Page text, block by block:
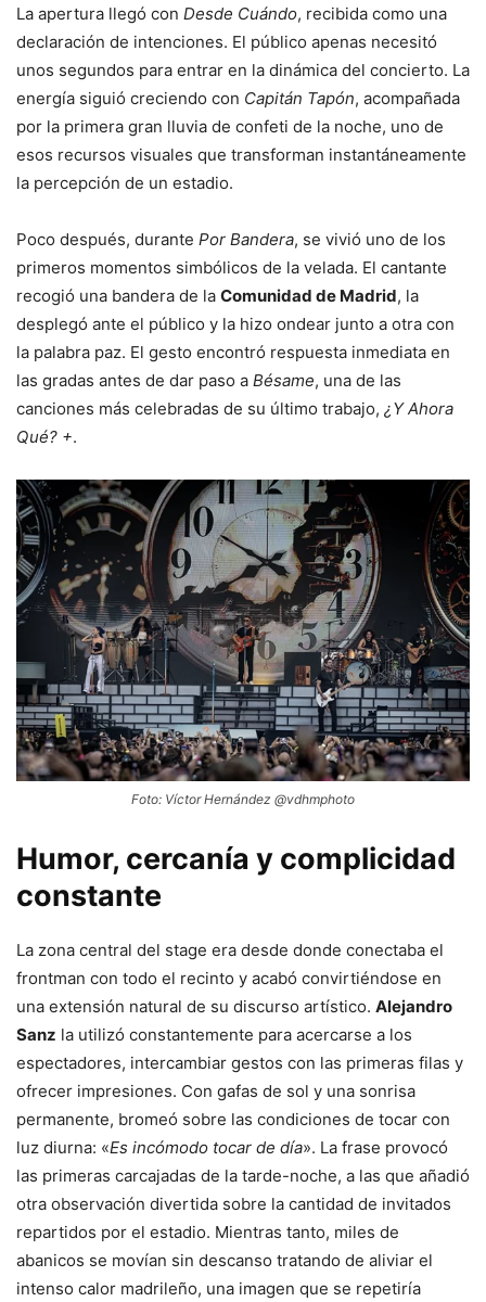
La apertura llegó con Desde Cuándo, recibida como una
declaración de intenciones. El público apenas necesitó
unos segundos para entrar en la dinámica del concierto. La
energía siguió creciendo con Capitán Tapón, acompañada
por la primera gran lluvia de confeti de la noche, uno de
esos recursos visuales que transforman instantáneamente
la percepción de un estadio.
Poco después, durante Por Bandera, se vivió uno de los
primeros momentos simbólicos de la velada. El cantante
recogió una bandera de la Comunidad de Madrid, la
desplegó ante el público y la hizo ondear junto a otra con
la palabra paz. El gesto encontró respuesta inmediata en
las gradas antes de dar paso a Bésame, una de las
canciones más celebradas de su último trabajo, ¿Y Ahora
Qué? +.
Foto: Víctor Hernández @vdhmphoto
Humor, cercanía y complicidad
constante
La zona central del stage era desde donde conectaba el
frontman con todo el recinto y acabó convirtiéndose en
una extensión natural de su discurso artístico. Alejandro
Sanz la utilizó constantemente para acercarse a los
espectadores, intercambiar gestos con las primeras filas y
ofrecer impresiones. Con gafas de sol y una sonrisa
permanente, bromeó sobre las condiciones de tocar con
luz diurna: «Es incómodo tocar de día». La frase provocó
las primeras carcajadas de la tarde-noche, a las que añadió
otra observación divertida sobre la cantidad de invitados
repartidos por el estadio. Mientras tanto, miles de
abanicos se movían sin descanso tratando de aliviar el
intenso calor madrileño, una imagen que se repetiría